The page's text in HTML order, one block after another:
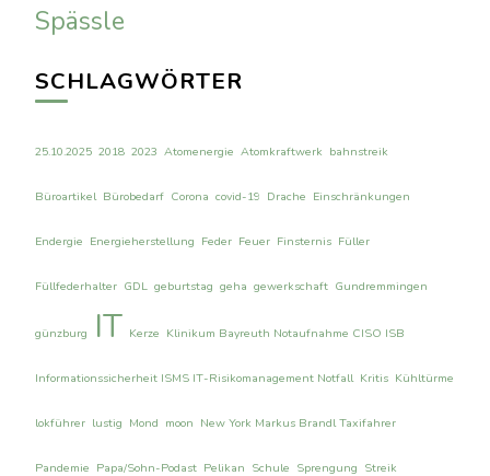
Spässle
SCHLAGWÖRTER
25.10.2025 2018 2023 Atomenergie Atomkraftwerk bahnstreik
Büroartikel Bürobedarf Corona covid-19 Drache Einschränkungen
Endergie Energieherstellung Feder Feuer Finsternis Füller
Füllfederhalter GDL geburtstag geha gewerkschaft Gundremmingen
günzburg IT Kerze Klinikum Bayreuth Notaufnahme CISO ISB
Informationssicherheit ISMS IT-Risikomanagement Notfall Kritis Kühltürme
lokführer lustig Mond moon New York Markus Brandl Taxifahrer
Pandemie Papa/Sohn-Podast Pelikan Schule Sprengung Streik